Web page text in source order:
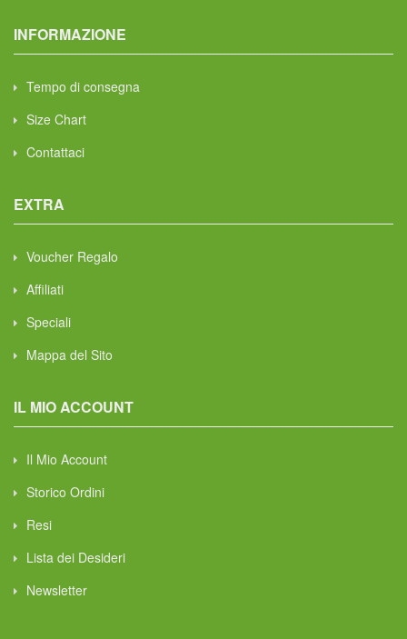
INFORMAZIONE
Tempo di consegna
Size Chart
Contattaci
EXTRA
Voucher Regalo
Affiliati
Speciali
Mappa del Sito
IL MIO ACCOUNT
Il Mio Account
Storico Ordini
Resi
Lista dei Desideri
Newsletter